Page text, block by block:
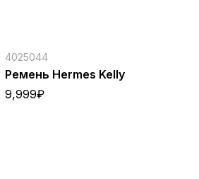
4025044
Ремень Hermes Kelly
9,999₽